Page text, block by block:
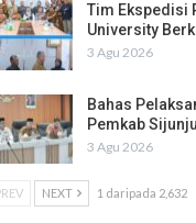
Tim Ekspedisi
University
3 Agu 2026
Bahas
Pemkab
3 Agu 2026
NEXT 1 daripada 2,632